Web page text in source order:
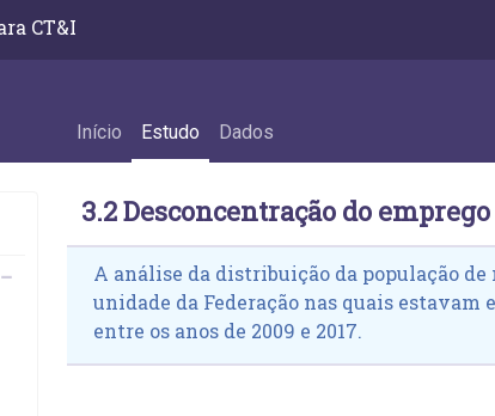
- 3.2 Desconcentração do emprego
CT&I
Início Estudo Dados
3.2 Desconcentração do emprego
A análise da distribuição da população
unidade da Federação nas quais
entre os anos de 2009 e 2017.